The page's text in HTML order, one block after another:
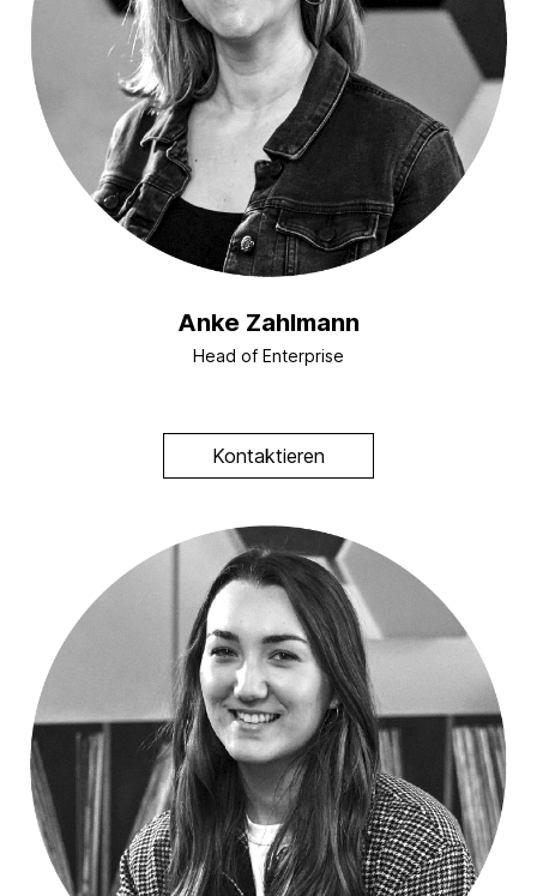
Anke Zahlmann
Head of Enterprise
Kontaktieren